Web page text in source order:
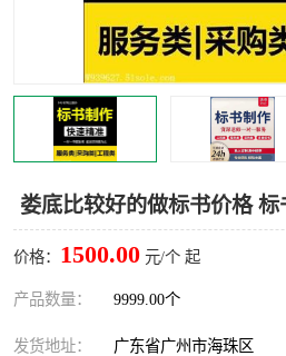
娄底比较好的做标书价格 标
价格： 1500.00 元/个 起
产品数量： 9999.00个
发货地址： 广东省广州市海珠区